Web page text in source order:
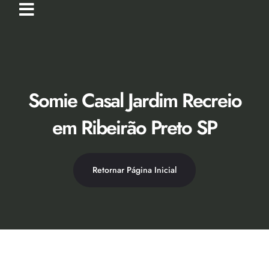
Somie Casal Jardim Recreio
em Ribeirão Preto SP
Retornar Página Inicial